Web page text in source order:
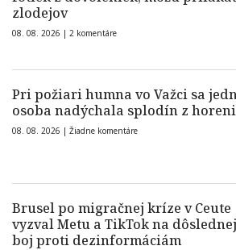
zlodejov
08. 08. 2026 | 2 komentáre
Pri požiari humna vo Važci sa
osoba nadýchala splodín z
08. 08. 2026 | Žiadne komentáre
Brusel po migračnej kríze v Ceute
vyzval Metu a TikTok na
boj proti dezinformáciám